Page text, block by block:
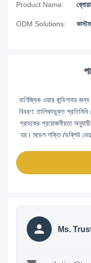
Product Name:
ODM Solutions:
বাণিজ্যিক এয়ার কন্ডিশনার
বিবরণ: তালিকাভুক্ত প্রতিনিধি
গ্রাহকের প্রয়োজনীয়তা
হয়। মডেল শক্তি /ডব্লিউ
Ms.